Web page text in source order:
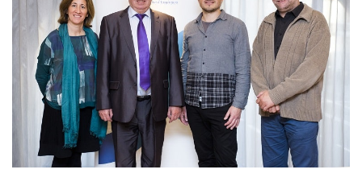
e
c
o
n